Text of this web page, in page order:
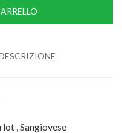
,Sangiovese